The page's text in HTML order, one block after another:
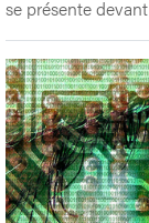
se présente